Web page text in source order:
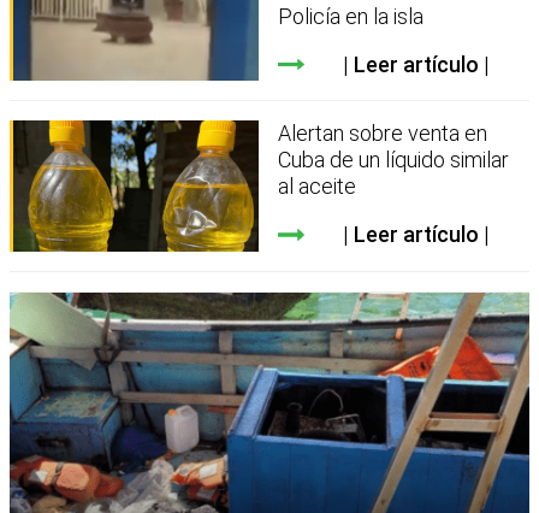
Policía en la isla
Leer artículo
Alertan sobre venta en
Cuba de un líquido similar
al aceite
Leer artículo